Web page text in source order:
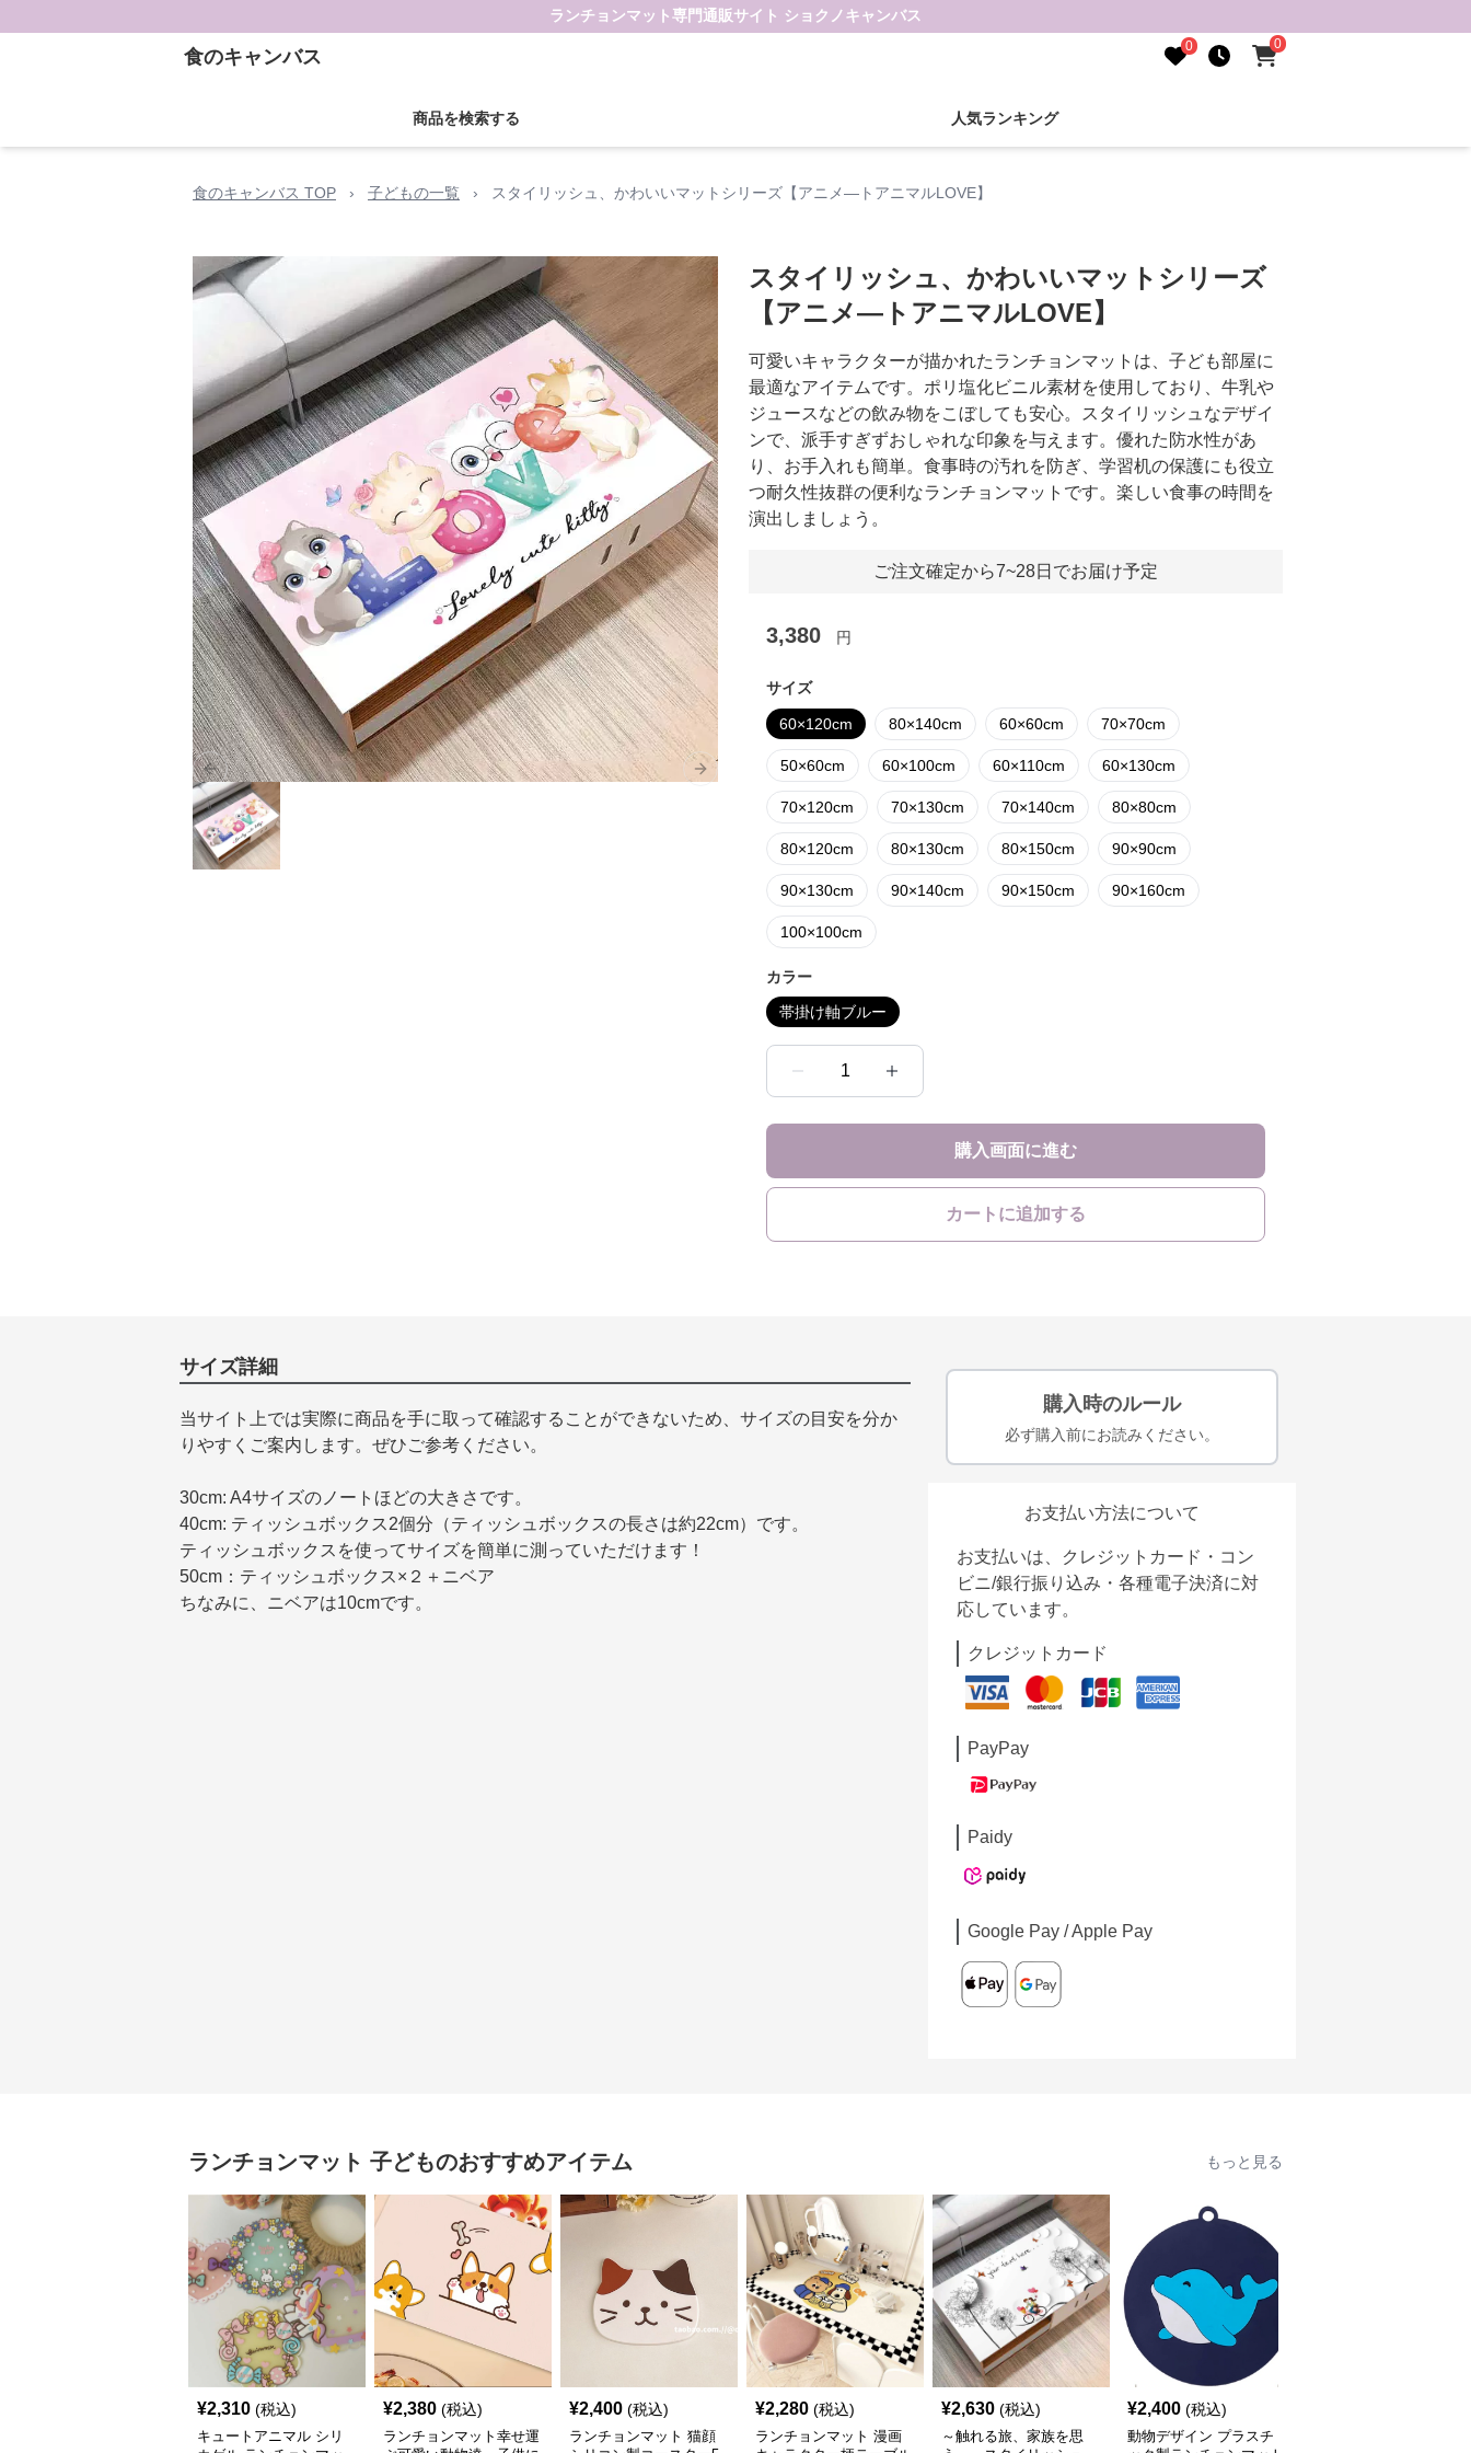
ランチョンマット専門通販サイト ショクノキャンバス
食のキャンバス 0 0
商品を検索する 人気ランキング
食のキャンバス TOP › 子どもの一覧 › スタイリッシュ、かわいいマットシリーズ【アニメ―トアニマルLOVE】
Previous slide Next slide
スタイリッシュ、かわいいマットシリーズ
【アニメ―トアニマルLOVE】
可愛いキャラクターが描かれたランチョンマットは、子ども部屋に
最適なアイテムです。ポリ塩化ビニル素材を使用しており、牛乳や
ジュースなどの飲み物をこぼしても安心。スタイリッシュなデザイ
ンで、派手すぎずおしゃれな印象を与えます。優れた防水性があ
り、お手入れも簡単。食事時の汚れを防ぎ、学習机の保護にも役立
つ耐久性抜群の便利なランチョンマットです。楽しい食事の時間を
演出しましょう。
ご注文確定から7~28日でお届け予定
3,380 円
サイズ
60×120cm 80×140cm 60×60cm 70×70cm
50×60cm 60×100cm 60×110cm 60×130cm
70×120cm 70×130cm 70×140cm 80×80cm
80×120cm 80×130cm 80×150cm 90×90cm
90×130cm 90×140cm 90×150cm 90×160cm
100×100cm
カラー
帯掛け軸ブルー
1
購入画面に進む
カートに追加する
サイズ詳細
当サイト上では実際に商品を手に取って確認することができないため、サイズの目安を分か
りやすくご案内します。ぜひご参考ください。
30cm: A4サイズのノートほどの大きさです。
40cm: ティッシュボックス2個分（ティッシュボックスの長さは約22cm）です。
ティッシュボックスを使ってサイズを簡単に測っていただけます！
50cm：ティッシュボックス×２＋ニベア
ちなみに、ニベアは10cmです。
購入時のルール
必ず購入前にお読みください。
お支払い方法について
お支払いは、クレジットカード・コン
ビニ/銀行振り込み・各種電子決済に対
応しています。
クレジットカード
PayPay
Paidy
Google Pay / Apple Pay
ランチョンマット 子どものおすすめアイテム もっと見る
¥2,310 (税込)
キュートアニマル シリ
¥2,380 (税込)
ランチョンマット幸せ運
¥2,400 (税込)
ランチョンマット 猫顔
¥2,280 (税込)
ランチョンマット 漫画
¥2,630 (税込)
～触れる旅、家族を思
¥2,400 (税込)
動物デザイン プラスチ